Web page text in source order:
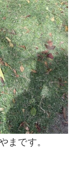
まです。